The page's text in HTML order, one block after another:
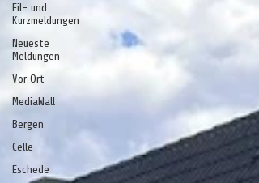
Eil- und
Kurzmeldungen
Neueste
Meldungen
Vor Ort
MediaWall
Bergen
Celle
Eschede